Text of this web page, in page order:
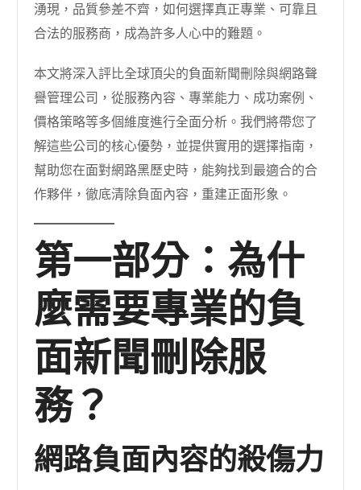
湧現，品質參差不齊，如何選擇真正專業、可靠且
合法的服務商，成為許多人心中的難題。
本文將深入評比全球頂尖的負面新聞刪除與網路聲
譽管理公司，從服務內容、專業能力、成功案例、
價格策略等多個維度進行全面分析。我們將帶您了
解這些公司的核心優勢，並提供實用的選擇指南，
幫助您在面對網路黑歷史時，能夠找到最適合的合
作夥伴，徹底清除負面內容，重建正面形象。
第一部分：為什
麼需要專業的負
面新聞刪除服
務？
網路負面內容的殺傷力